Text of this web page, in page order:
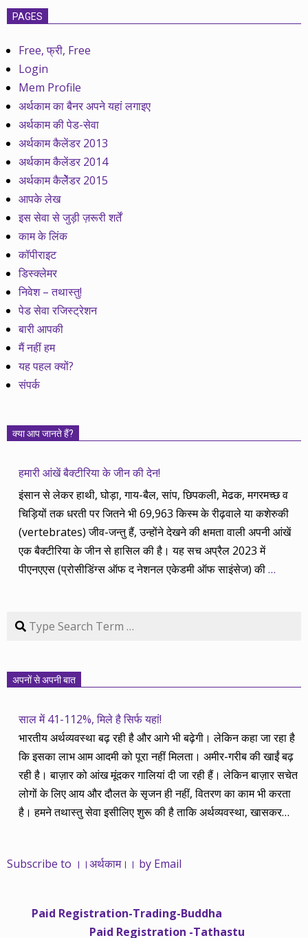
PAGES
Free, फ्री, Free
Login
Mem Profile
अर्थकाम का बैनर अपने यहां लगाइए
अर्थकाम की पेड-सेवा
अर्थकाम कैलेंडर 2013
अर्थकाम कैलेंडर 2014
अर्थकाम कैलेेंडर 2015
आपके लेख
इस सेवा से जुड़ी ज़रूरी शर्तें
काम के लिंक
कॉपीराइट
डिस्क्लेमर
निवेश – तथास्तु!
पेड सेवा रजिस्ट्रेशन
बारी आपकी
मैं नहीं हम
यह पहल क्यों?
संपर्क
क्या आप जानते हैं?
हमारी आंखें बैक्टीरिया के जीन की देन!
इंसान से लेकर हाथी, घोड़ा, गाय-बैल, सांप, छिपकली, मेढक, मगरमच्छ व
चिड़ियों तक धरती पर जितने भी 69,963 किस्म के रीढ़वाले या कशेरुकी
(vertebrates) जीव-जन्तु हैं, उन्होंने देखने की क्षमता वाली अपनी आंखें
एक बैक्टीरिया के जीन से हासिल की है। यह सच अप्रैल 2023 में
पीएनएएस (प्रोसीडिंग्स ऑफ द नेशनल एकेडमी ऑफ साइंसेज) की…
Search
अपनों से अपनी बात
साल में 41-112%, मिले है सिर्फ यहां!
भारतीय अर्थव्यवस्था बढ़ रही है और आगे भी बढ़ेगी। लेकिन कहा जा रहा है
कि इसका लाभ आम आदमी को पूरा नहीं मिलता। अमीर-गरीब की खाईं बढ़
रही है। बाज़ार को आंख मूंदकर गालियां दी जा रही हैं। लेकिन बाज़ार सचेत
लोगों के लिए आय और दौलत के सृजन ही नहीं, वितरण का काम भी करता
है। हमने तथास्तु सेवा इसीलिए शुरू की है ताकि अर्थव्यवस्था, खासकर
महंगाई की दर 10 प्रतिशत से ऊपर रहती है। वे भागकर जाते हैं सोने और
साढ़े चार सालों से अर्थकाम से जुड़े हैं, वे हमारी ईमानदारी और सत्यनिष्ठा से
Subscribe to ।।अर्थकाम।। by Email
Paid Registration-Trading-Buddha
Paid Registration -Tathastu